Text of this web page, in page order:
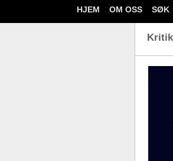
HJEM OM OSS SØK